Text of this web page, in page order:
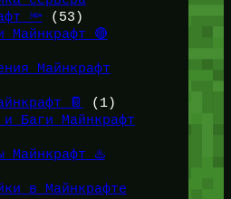
🔦 (53)
Майнкрафт 🔴
Майнкрафт
📔
(1)
и Баги Майнкрафт
Майнкрафт ♨️
в Майнкрафте